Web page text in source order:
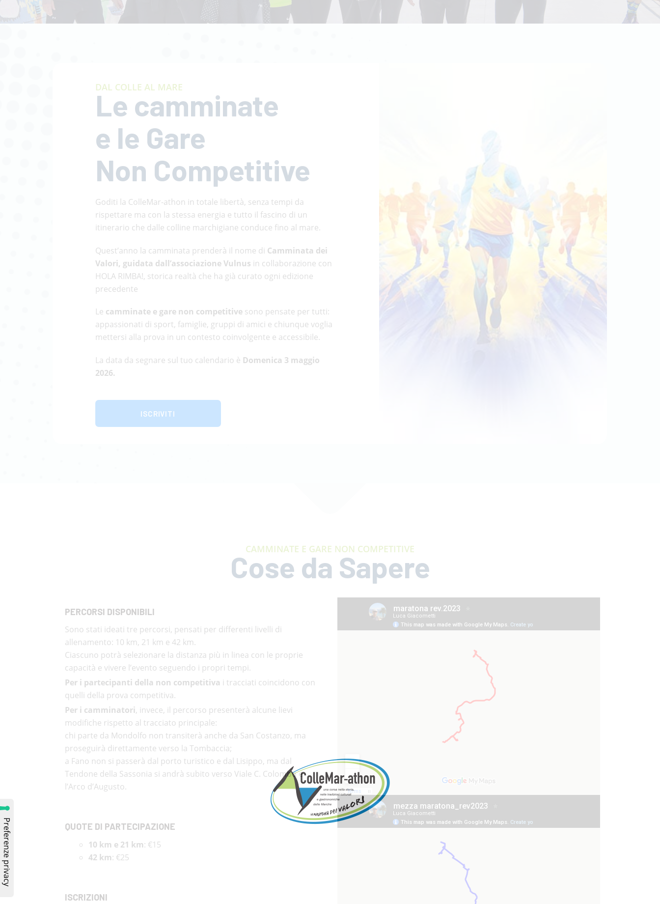
DAL COLLE AL MARE
Le camminate
e le Gare
Non Competitive
Goditi la ColleMar-athon in totale libertà, senza tempi da
rispettare ma con la stessa energia e tutto il fascino di un
itinerario che dalle colline marchigiane conduce fino al mare.
Quest’anno la camminata prenderà il nome di Camminata dei
Valori, guidata dall’associazione Vulnus in collaborazione con
HOLA RIMBA!, storica realtà che ha già curato ogni edizione
precedente
Le camminate e gare non competitivesono pensate per tutti:
appassionati di sport, famiglie, gruppi di amici e chiunque voglia
mettersi alla prova in un contesto coinvolgente e accessibile.
La data da segnare sul tuo calendario è Domenica 3 maggio
2026.
ISCRIVITI
CAMMINATE E GARE NON COMPETITIVE
Cose da Sapere
PERCORSI DISPONIBILI
Sono stati ideati tre percorsi, pensati per differenti livelli di
allenamento: 10 km, 21 km e 42 km.
Ciascuno potrà selezionare la distanza più in linea con le proprie
capacità e vivere l’evento seguendo i propri tempi.
Per i partecipanti della non competitiva i tracciati coincidono con
quelli della prova competitiva.
Per i camminatori, invece, il percorso presenterà alcune lievi
modifiche rispetto al tracciato principale:
chi parte da Mondolfo non transiterà anche da San Costanzo, ma
proseguirà direttamente verso la Tombaccia;
a Fano non si passerà dal porto turistico e dal Lisippo, ma dal
Tendone della Sassonia si andrà subito verso Viale C. Colombo e
l’Arco d’Augusto.
QUOTE DI PARTECIPAZIONE
10 km e 21 km: €15
42 km: €25
ISCRIZIONI